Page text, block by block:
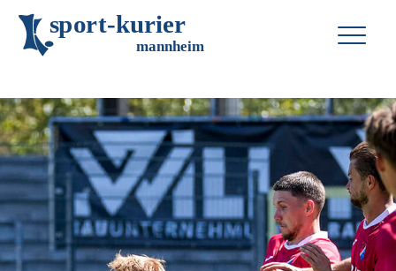
sport-kurier
mannheim